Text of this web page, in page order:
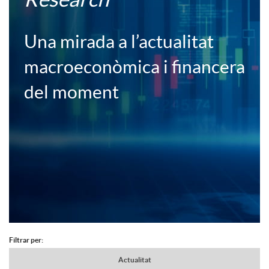
i
s
a
o
Una mirada a l’actualitat
macroeconòmica i financera
del moment
o
Filtrar per:
Actualitat